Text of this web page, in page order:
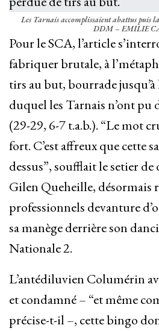
Les Tarnais accomplissaient abattus puis
DDM – EMILIE
Pour le SCA, l’article
fabriquer brutale, à
tirs au but, bourrade
duquel les Tarnais n’ont pu
(29-29, 6-7 t.a.b.). “Le mot
fort. C’est affreux que cette
dessus”, soufflait le setier
Gilen Queheille, désormais
professionnels devanture
sa manège derrière son
Nationale 2.
L’antédiluvien Columérin
et condamné – “et même
précise-t-il –, cette bingo